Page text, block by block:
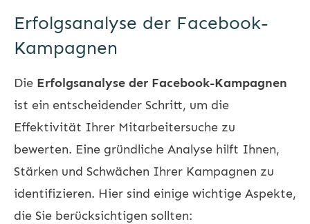
Erfolgsanalyse der Facebook-
Kampagnen
Die Erfolgsanalyse der Facebook-Kampagnen
ist ein entscheidender Schritt, um die
Effektivität Ihrer Mitarbeitersuche zu
bewerten. Eine gründliche Analyse hilft Ihnen,
Stärken und Schwächen Ihrer Kampagnen zu
identifizieren. Hier sind einige wichtige Aspekte,
die Sie berücksichtigen sollten: